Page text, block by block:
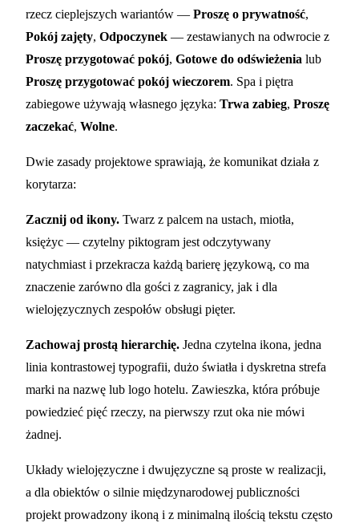
rzecz cieplejszych wariantów — Proszę o prywatność,
Pokój zajęty, Odpoczynek — zestawianych na odwrocie z
Proszę przygotować pokój, Gotowe do odświeżenia lub
Proszę przygotować pokój wieczorem. Spa i piętra
zabiegowe używają własnego języka: Trwa zabieg, Proszę
zaczekać, Wolne.
Dwie zasady projektowe sprawiają, że komunikat działa z
korytarza:
Zacznij od ikony. Twarz z palcem na ustach, miotła,
księżyc — czytelny piktogram jest odczytywany
natychmiast i przekracza każdą barierę językową, co ma
znaczenie zarówno dla gości z zagranicy, jak i dla
wielojęzycznych zespołów obsługi pięter.
Zachowaj prostą hierarchię. Jedna czytelna ikona, jedna
linia kontrastowej typografii, dużo światła i dyskretna strefa
marki na nazwę lub logo hotelu. Zawieszka, która próbuje
powiedzieć pięć rzeczy, na pierwszy rzut oka nie mówi
żadnej.
Układy wielojęzyczne i dwujęzyczne są proste w realizacji,
a dla obiektów o silnie międzynarodowej publiczności
projekt prowadzony ikoną i z minimalną ilością tekstu często